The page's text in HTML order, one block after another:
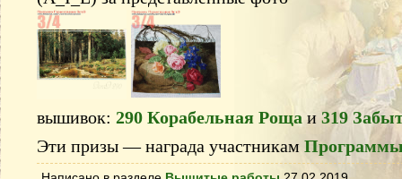
вышивок: 290 Корабельная Роща и 319
Эти призы — награда участникам